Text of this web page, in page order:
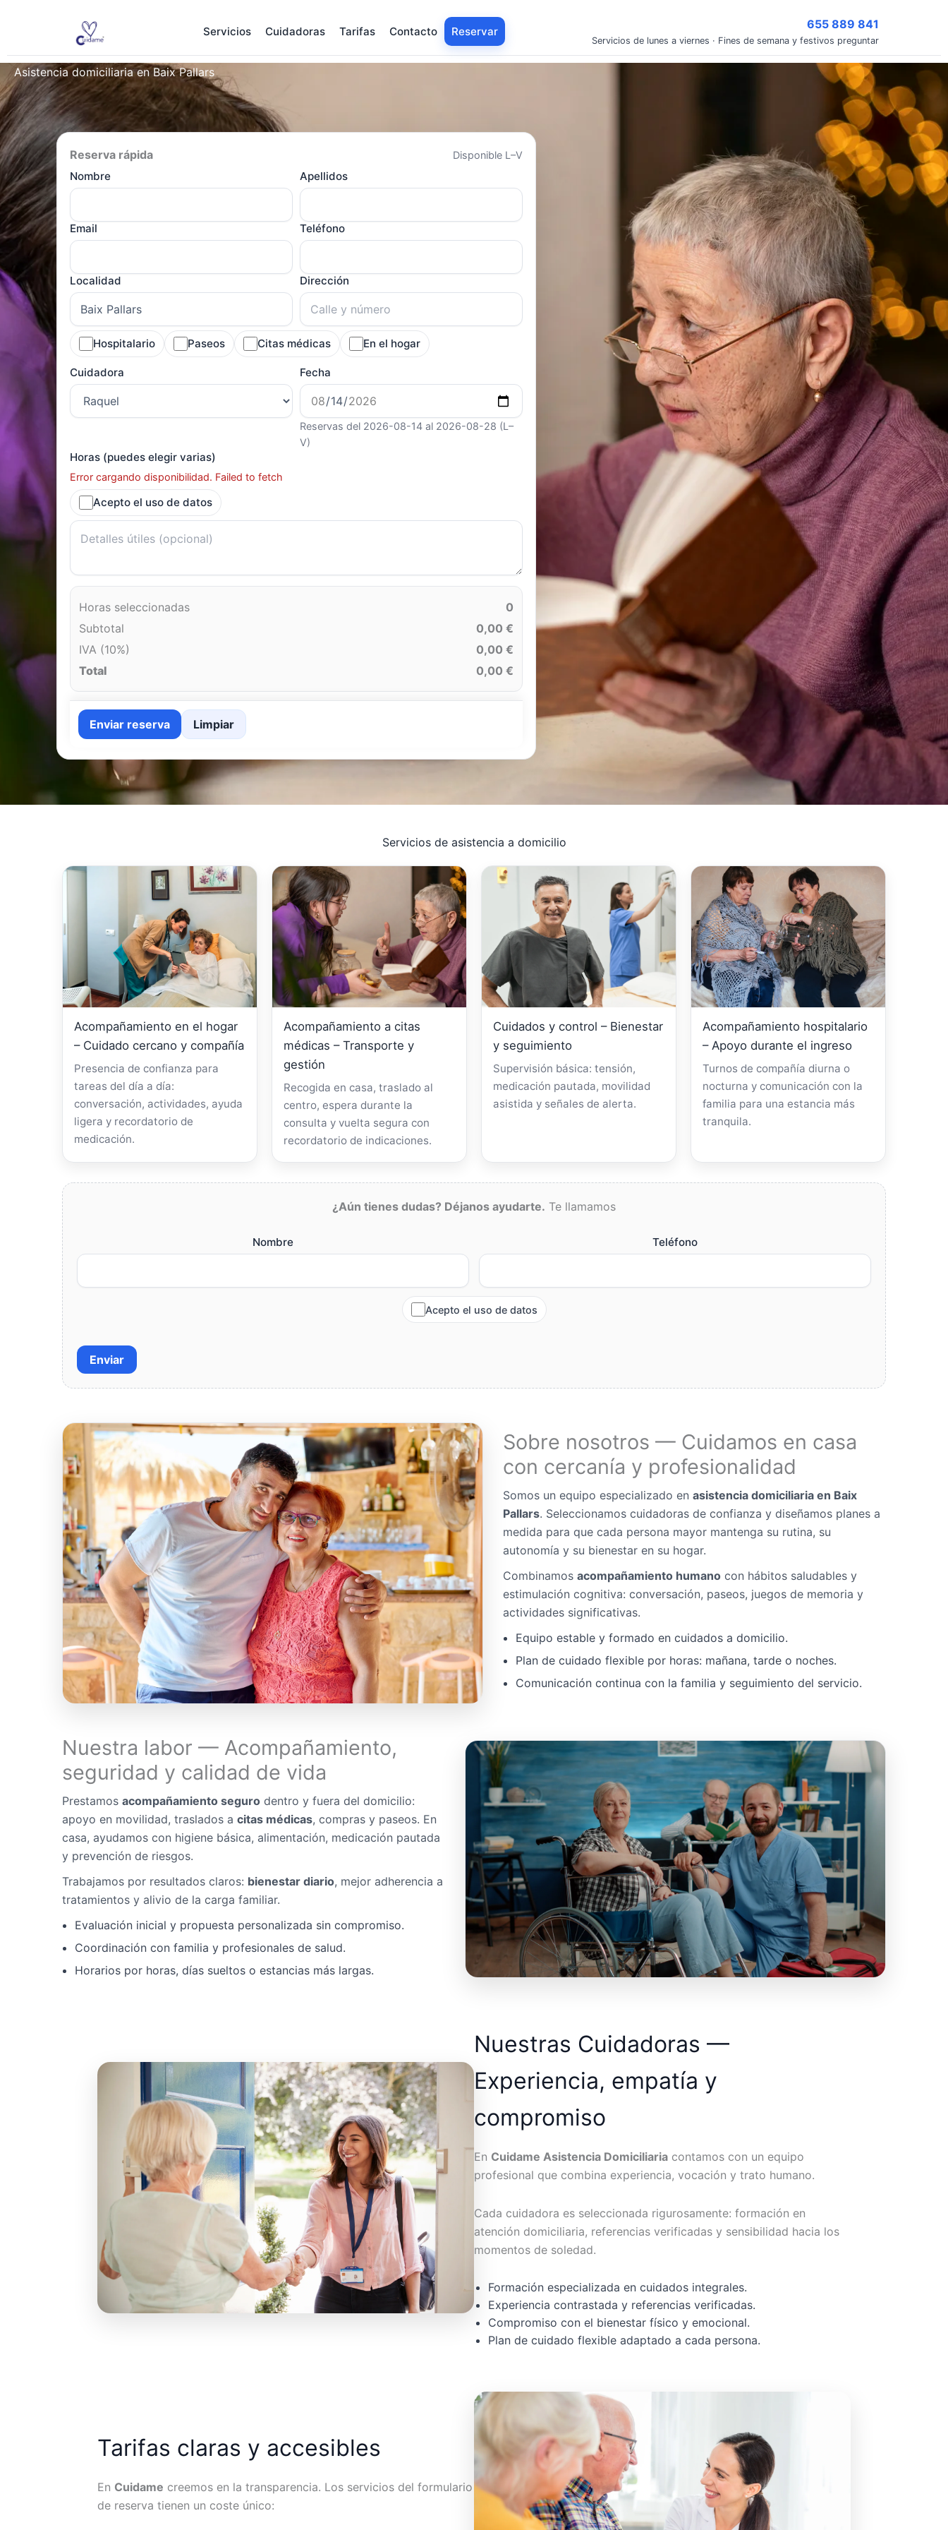
Servicios Cuidadoras Tarifas Contacto Reservar
655 889 841
Servicios de lunes a viernes · Fines de semana y festivos preguntar
Asistencia domiciliaria en Baix Pallars
Reserva rápida Disponible L–V
Nombre Apellidos
Email Teléfono
Localidad Dirección
Hospitalario Paseos Citas médicas En el hogar
Cuidadora Fecha
Reservas del 2026-08-14 al 2026-08-28 (L–
V)
Horas (puedes elegir varias)
Error cargando disponibilidad. Failed to fetch
Acepto el uso de datos
Horas seleccionadas
0
Subtotal
0,00 €
IVA (10%)
0,00 €
Total
0,00 €
Enviar reserva Limpiar
Servicios de asistencia a domicilio
Acompañamiento en el hogar
– Cuidado cercano y compañía
Presencia de confianza para
tareas del día a día:
conversación, actividades, ayuda
ligera y recordatorio de
medicación.
Acompañamiento a citas
médicas – Transporte y
gestión
Recogida en casa, traslado al
centro, espera durante la
consulta y vuelta segura con
recordatorio de indicaciones.
Cuidados y control – Bienestar
y seguimiento
Supervisión básica: tensión,
medicación pautada, movilidad
asistida y señales de alerta.
Acompañamiento hospitalario
– Apoyo durante el ingreso
Turnos de compañía diurna o
nocturna y comunicación con la
familia para una estancia más
tranquila.
¿Aún tienes dudas? Déjanos ayudarte. Te llamamos
Nombre Teléfono
Acepto el uso de datos
Enviar
Sobre nosotros — Cuidamos en casa
con cercanía y profesionalidad
Somos un equipo especializado enasistencia domiciliaria en Baix
Pallars. Seleccionamos cuidadoras de confianza y diseñamos planes a
medida para que cada persona mayor mantenga su rutina, su
autonomía y su bienestar en su hogar.
Combinamosacompañamiento humano con hábitos saludables y
estimulación cognitiva: conversación, paseos, juegos de memoria y
actividades significativas.
Equipo estable y formado en cuidados a domicilio.
Plan de cuidado flexible por horas: mañana, tarde o noches.
Comunicación continua con la familia y seguimiento del servicio.
Nuestra labor — Acompañamiento,
seguridad y calidad de vida
Prestamos acompañamiento seguro dentro y fuera del domicilio:
apoyo en movilidad, traslados a citas médicas, compras y paseos. En
casa, ayudamos con higiene básica, alimentación, medicación pautada
y prevención de riesgos.
Trabajamos por resultados claros: bienestar diario, mejor adherencia a
tratamientos y alivio de la carga familiar.
Evaluación inicial y propuesta personalizada sin compromiso.
Coordinación con familia y profesionales de salud.
Horarios por horas, días sueltos o estancias más largas.
Nuestras Cuidadoras —
Experiencia, empatía y
compromiso
En Cuidame Asistencia Domiciliaria contamos con un equipo
profesional que combina experiencia, vocación y trato humano.
Cada cuidadora es seleccionada rigurosamente: formación en
atención domiciliaria, referencias verificadas y sensibilidad hacia los
momentos de soledad.
Formación especializada en cuidados integrales.
Experiencia contrastada y referencias verificadas.
Compromiso con el bienestar físico y emocional.
Plan de cuidado flexible adaptado a cada persona.
Tarifas claras y accesibles
En Cuidame creemos en la transparencia. Los servicios del formulario
de reserva tienen un coste único: